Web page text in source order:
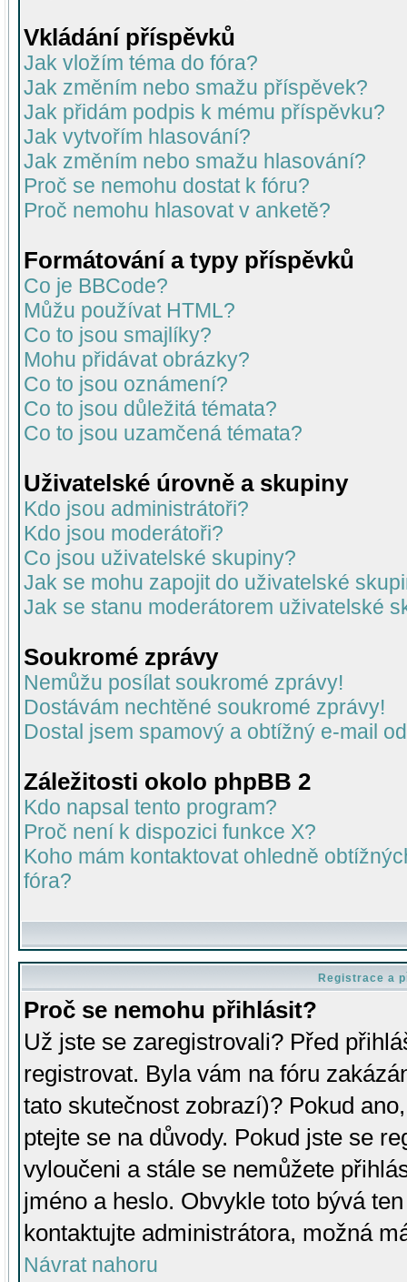
Vkládání příspěvků
Jak vložím téma do fóra?
Jak změním nebo smažu příspěvek?
Jak přidám podpis k mému příspěvku?
Jak vytvořím hlasování?
Jak změním nebo smažu hlasování?
Proč se nemohu dostat k fóru?
Proč nemohu hlasovat v anketě?
Formátování a typy příspěvků
Co je BBCode?
Můžu používat HTML?
Co to jsou smajlíky?
Mohu přidávat obrázky?
Co to jsou oznámení?
Co to jsou důležitá témata?
Co to jsou uzamčená témata?
Uživatelské úrovně a skupiny
Kdo jsou administrátoři?
Kdo jsou moderátoři?
Co jsou uživatelské skupiny?
Jak se mohu zapojit do uživatelské
Jak se stanu moderátorem uživatelské
Soukromé zprávy
Nemůžu posílat soukromé zprávy!
Dostávám nechtěné soukromé zprávy!
Dostal jsem spamový a obtížný e-mail
Záležitosti okolo phpBB 2
Kdo napsal tento program?
Proč není k dispozici funkce X?
Koho mám kontaktovat ohledně
fóra?
Registrace a
Proč se nemohu přihlásit?
Už jste se zaregistrovali? Před
registrovat. Byla vám na fóru
tato skutečnost zobrazí)? Pokud
ptejte se na důvody. Pokud jste se
vyloučeni a stále se nemůžete
jméno a heslo. Obvykle toto bývá
kontaktujte administrátora, možná
Návrat nahoru